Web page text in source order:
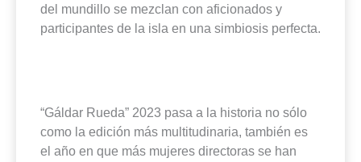
del mundillo se mezclan con aficionados y
participantes de la isla en una simbiosis perfecta.
“Gáldar Rueda” 2023 pasa a la historia no sólo
como la edición más multitudinaria, también es
el año en que más mujeres directoras se han